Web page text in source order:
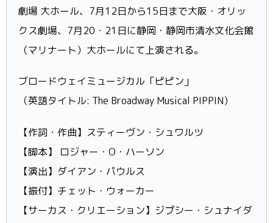
劇場 大ホール、7月12日から15日まで大阪・オリッ
クス劇場、7月20・21日に静岡・静岡市清水文化会館
（マリナート）大ホールにて上演される。
ブロードウェイミュージカル「ピピン」
（英語タイトル: The Broadway Musical PIPPIN）
【作詞・作曲】スティーヴン・シュワルツ
【脚本】 ロジャー・O・ハーソン
【演出】ダイアン・パウルス
【振付】チェット・ウォーカー
【サーカス・クリエーション】ジプシー・シュナイダ